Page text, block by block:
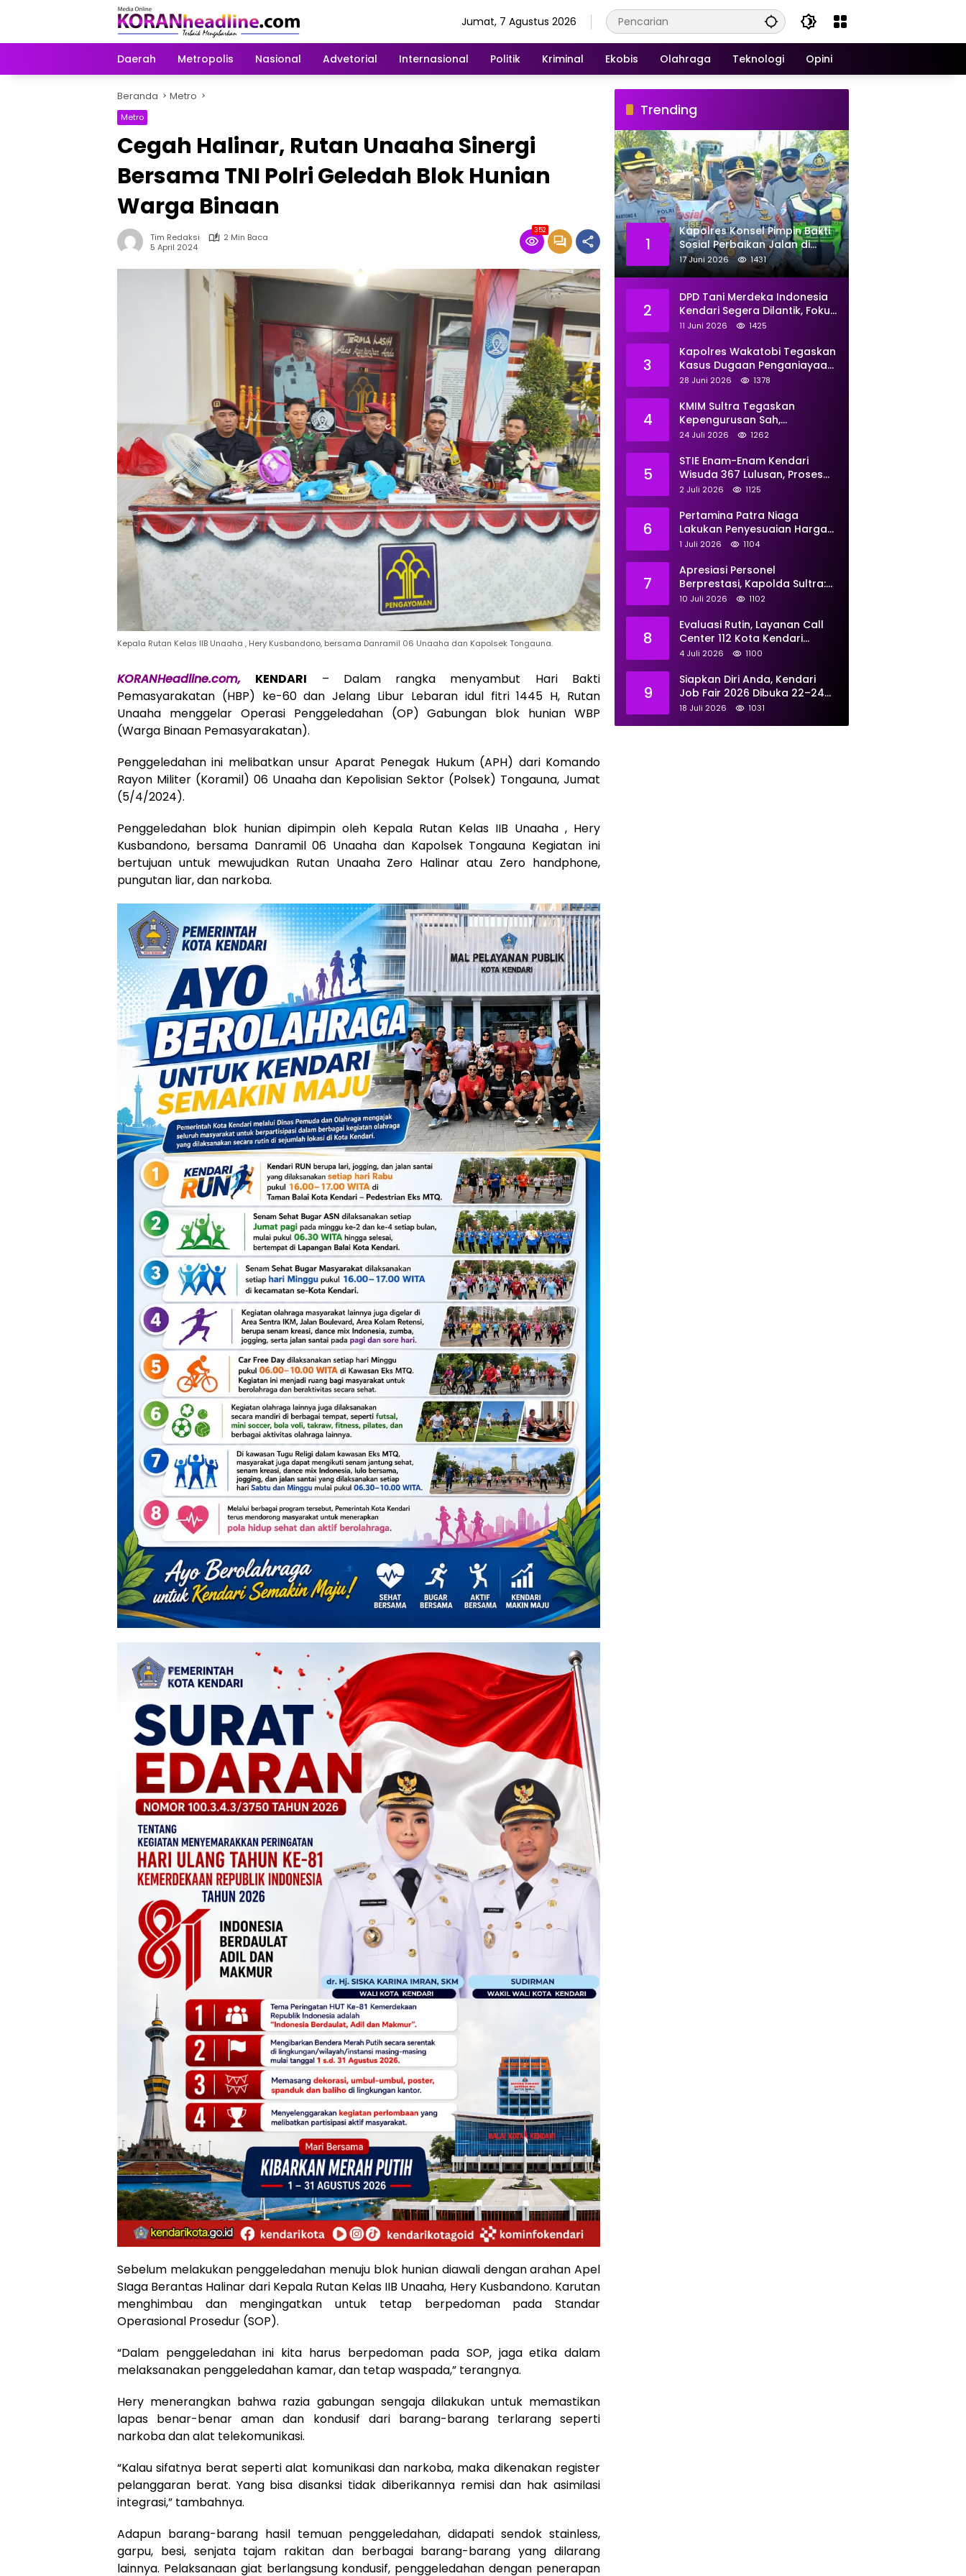
Jumat, 7 Agustus 2026
Daerah Metropolis Nasional Advetorial Internasional Politik Kriminal Ekobis Olahraga Teknologi Opini
Beranda Metro
Metro
Cegah Halinar, Rutan Unaaha Sinergi
Bersama TNI Polri Geledah Blok Hunian
Warga Binaan
Tim Redaksi
2 Min Baca
5 April 2024
352
Kepala Rutan Kelas IIB Unaaha , Hery Kusbandono, bersama Danramil 06 Unaaha dan Kapolsek Tongauna.
KORANHeadline.com, KENDARI – Dalam rangka menyambut Hari Bakti
Pemasyarakatan (HBP) ke-60 dan Jelang Libur Lebaran idul fitri 1445 H, Rutan
Unaaha menggelar Operasi Penggeledahan (OP) Gabungan blok hunian WBP
(Warga Binaan Pemasyarakatan).
Penggeledahan ini melibatkan unsur Aparat Penegak Hukum (APH) dari Komando
Rayon Militer (Koramil) 06 Unaaha dan Kepolisian Sektor (Polsek) Tongauna, Jumat
(5/4/2024).
Penggeledahan blok hunian dipimpin oleh Kepala Rutan Kelas IIB Unaaha , Hery
Kusbandono, bersama Danramil 06 Unaaha dan Kapolsek Tongauna Kegiatan ini
bertujuan untuk mewujudkan Rutan Unaaha Zero Halinar atau Zero handphone,
pungutan liar, dan narkoba.
Sebelum melakukan penggeledahan menuju blok hunian diawali dengan arahan Apel
SIaga Berantas Halinar dari Kepala Rutan Kelas IIB Unaaha, Hery Kusbandono. Karutan
menghimbau dan mengingatkan untuk tetap berpedoman pada Standar
Operasional Prosedur (SOP).
“Dalam penggeledahan ini kita harus berpedoman pada SOP, jaga etika dalam
melaksanakan penggeledahan kamar, dan tetap waspada,” terangnya.
Hery menerangkan bahwa razia gabungan sengaja dilakukan untuk memastikan
lapas benar-benar aman dan kondusif dari barang-barang terlarang seperti
narkoba dan alat telekomunikasi.
“Kalau sifatnya berat seperti alat komunikasi dan narkoba, maka dikenakan register
pelanggaran berat. Yang bisa disanksi tidak diberikannya remisi dan hak asimilasi
integrasi,” tambahnya.
Adapun barang-barang hasil temuan penggeledahan, didapati sendok stainless,
garpu, besi, senjata tajam rakitan dan berbagai barang-barang yang dilarang
lainnya. Pelaksanaan giat berlangsung kondusif, penggeledahan dengan penerapan
Trending
1
Kapolres Konsel Pimpin Bakti
Sosial Perbaikan Jalan di
Kecamatan Laeya, 19 Titik
Rusak Siap Ditambal
17 Juni 2026 1431
2
DPD Tani Merdeka Indonesia
Kendari Segera Dilantik, Fokus
Perkuat Pemberdayaan
11 Juni 2026 1425
3
Kapolres Wakatobi Tegaskan
Kasus Dugaan Penganiayaan
Dua Remaja oleh Dua
Profesional
28 Juni 2026 1378
4
KMIM Sultra Tegaskan
Kepengurusan Sah,
Peringatkan Klaim Ketua
24 Juli 2026 1262
5
STIE Enam-Enam Kendari
Wisuda 367 Lulusan, Proses
Transformasi Menuju
Kemendiktisaintek
2 Juli 2026 1125
6
Pertamina Patra Niaga
Lakukan Penyesuaian Harga
BBM Non Subsidi Per 1 Juli
1 Juli 2026 1104
7
Apresiasi Personel
Berprestasi, Kapolda Sultra:
Tunjukkan Kompetensi
10 Juli 2026 1102
8
Evaluasi Rutin, Layanan Call
Center 112 Kota Kendari
Tangani 167 Laporan Selama
4 Juli 2026 1100
9
Siapkan Diri Anda, Kendari
Job Fair 2026 Dibuka 22–24
Juli: Sediakan 700 Lowongan
18 Juli 2026 1031